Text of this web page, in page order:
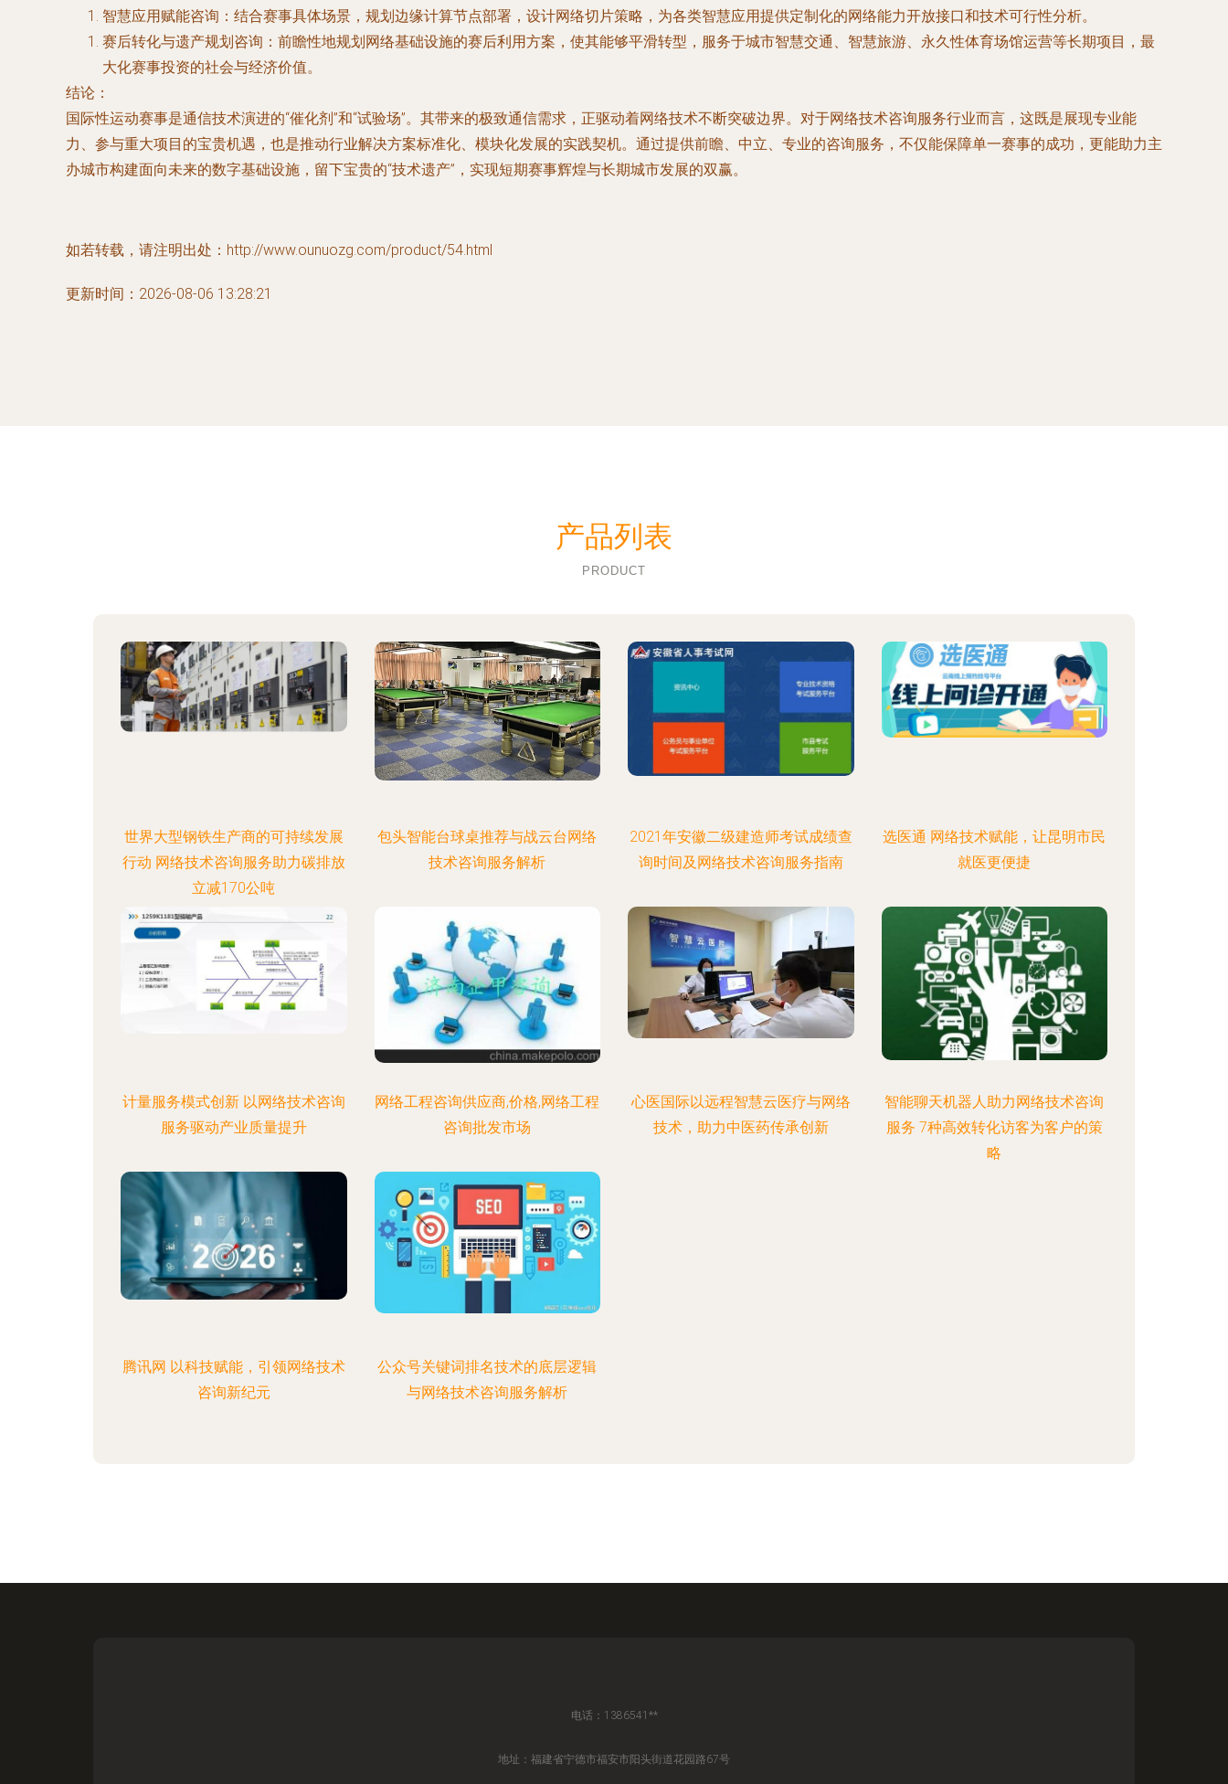
智慧应用赋能咨询 ：结合赛事具体场景，规划边缘计算节点部署，设计网络切片策略，为各类智慧应用提供定制化的网络能力开放接口和技术可行性分析。
赛后转化与遗产规划咨询 ：前瞻性地规划网络基础设施的赛后利用方案，使其能够平滑转型，服务于城市智慧交通、智慧旅游、永久性体育场馆运营等长期项目，最
大化赛事投资的社会与经济价值。
结论：
国际性运动赛事是通信技术演进的“催化剂”和“试验场”。其带来的极致通信需求，正驱动着网络技术不断突破边界。对于网络技术咨询服务行业而言，这既是展现专业能
力、参与重大项目的宝贵机遇，也是推动行业解决方案标准化、模块化发展的实践契机。通过提供前瞻、中立、专业的咨询服务，不仅能保障单一赛事的成功，更能助力主
办城市构建面向未来的数字基础设施，留下宝贵的“技术遗产”，实现短期赛事辉煌与长期城市发展的双赢。
如若转载，请注明出处：http://www.ounuozg.com/product/54.html
更新时间：2026-08-06 13:28:21
产品列表
PRODUCT
世界大型钢铁生产商的可持续发展
行动 网络技术咨询服务助力碳排放
立减170公吨
包头智能台球桌推荐与战云台网络
技术咨询服务解析
2021年安徽二级建造师考试成绩查
询时间及网络技术咨询服务指南
选医通 网络技术赋能，让昆明市民
就医更便捷
计量服务模式创新 以网络技术咨询
服务驱动产业质量提升
网络工程咨询供应商,价格,网络工程
咨询批发市场
心医国际以远程智慧云医疗与网络
技术，助力中医药传承创新
智能聊天机器人助力网络技术咨询
服务 7种高效转化访客为客户的策
略
腾讯网 以科技赋能，引领网络技术
咨询新纪元
公众号关键词排名技术的底层逻辑
与网络技术咨询服务解析
电话：1386541**
地址：福建省宁德市福安市阳头街道花园路67号